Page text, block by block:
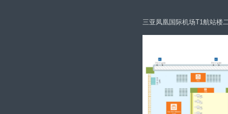
三亚凤凰国际机场T1航站楼